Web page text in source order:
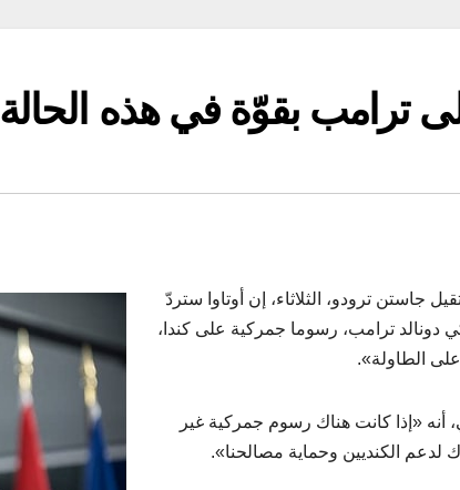
ترامب بقوّة في هذه الحالة
جاستن ترودو، الثلاثاء، إن أوتاوا ستردّ
دونالد ترامب، رسوما جمركية على كندا،
الطاولة».
«إذا كانت هناك رسوم جمركية غير
لدعم الكنديين وحماية مصالحنا».